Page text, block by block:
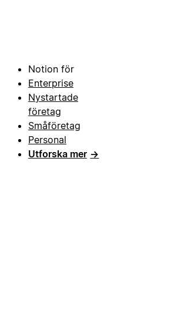
Notion för
Enterprise
Nystartade
företag
Småföretag
Personal
Utforska mer →